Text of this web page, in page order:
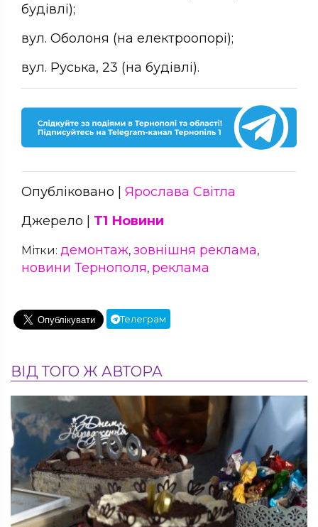
будівлі);
вул. Оболоня (на електроопорі);
вул. Руська, 23 (на будівлі).
Опубліковано | Ярослава Світла
Джерело | Т1 Новини
Мітки: демонтаж, зовнішня реклама,
новини Тернополя, реклама
Телеграм
ВІД ТОГО Ж АВТОРА